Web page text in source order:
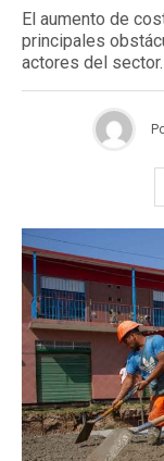
El aumento de
principales
actores del sector.